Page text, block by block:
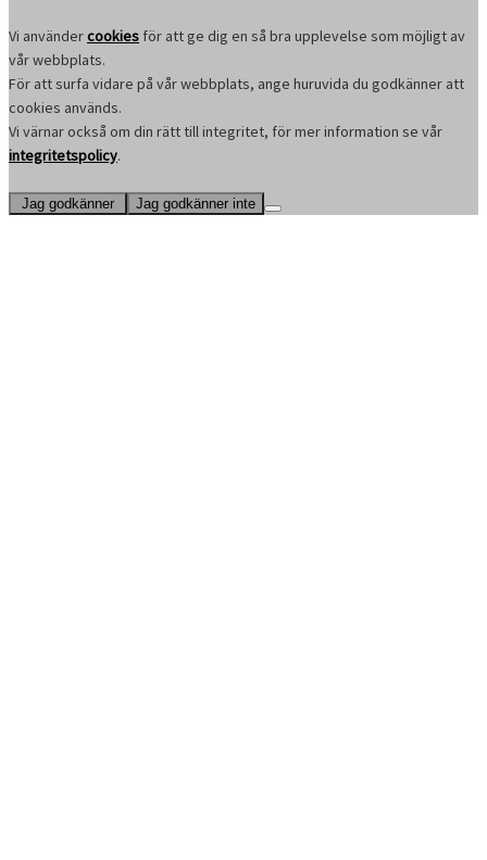
Vi användercookies för att ge dig en så bra upplevelse som möjligt av
vår webbplats.
För att surfa vidare på vår webbplats, ange huruvida du godkänner att
cookies används.
Vi värnar också om din rätt till integritet, för mer information se vår
integritetspolicy.
Jag godkänner Jag godkänner inte